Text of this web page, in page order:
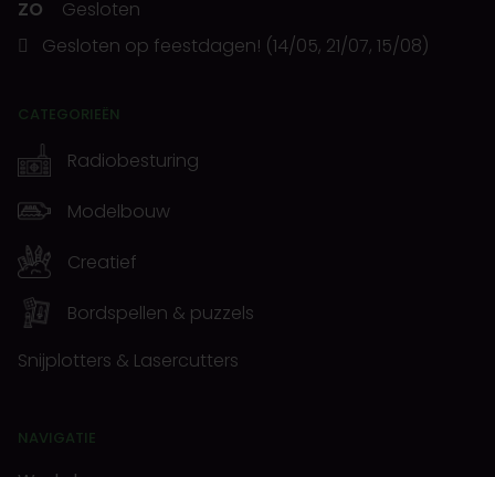
ZO
Gesloten
Gesloten op feestdagen! (14/05, 21/07, 15/08)
CATEGORIEËN
Radiobesturing
Modelbouw
Creatief
Bordspellen & puzzels
Snijplotters & Lasercutters
NAVIGATIE